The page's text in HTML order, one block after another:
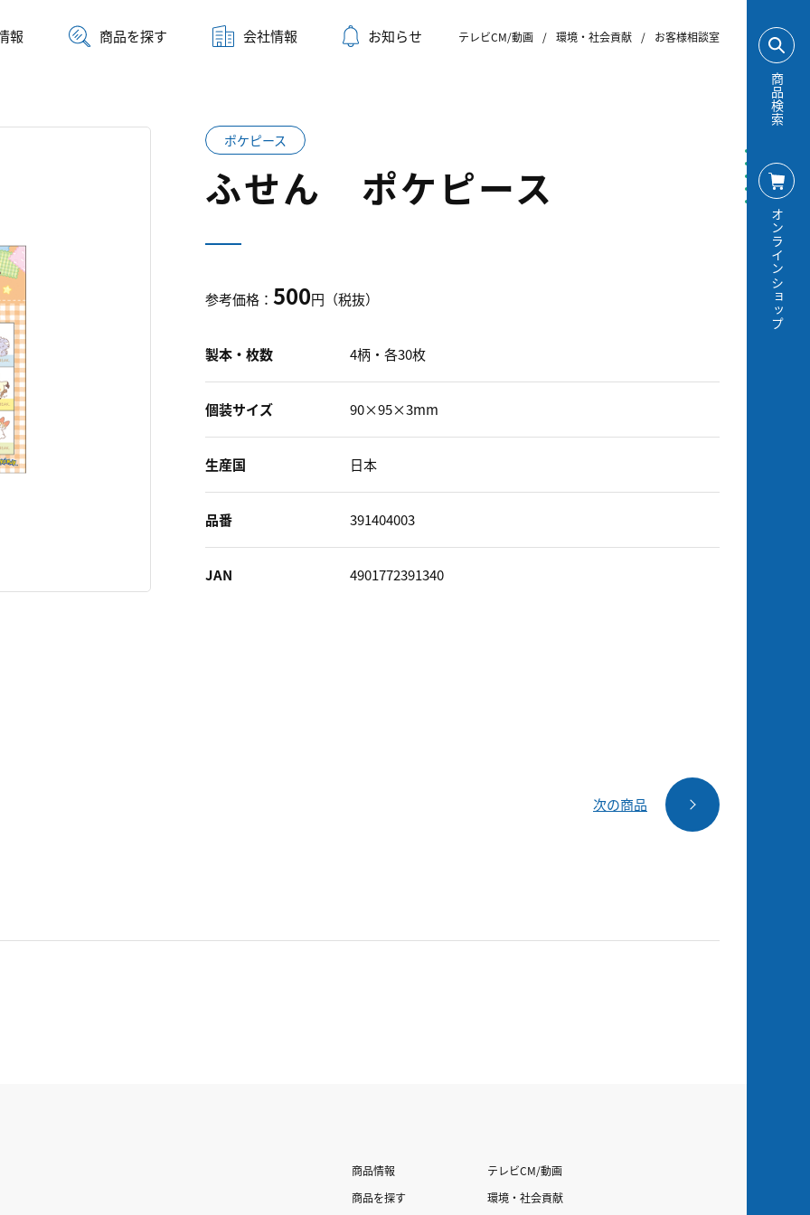
報 商品を探す 会社情報 お知らせ テレビCM/動画 / 環境・社会貢献 / お客様相談室
ポケピース
ふせん ポケピース
参考価格： 500円（税抜）
製本・枚数 4柄・各30枚
個装サイズ 90×95×3mm
生産国 日本
品番 391404003
JAN 4901772391340
次の商品
商品情報
商品を探す
テレビCM/動画
環境・社会貢献
商品検索
オンラインショップ